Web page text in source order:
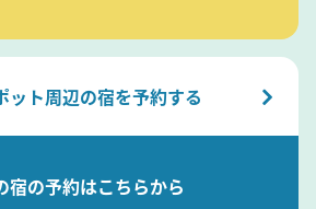
ット周辺の宿を予約する
宿の予約はこちらから